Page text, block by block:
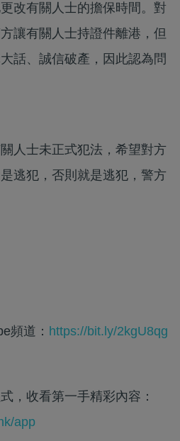
改有關人士的擔保時間。對
讓有關人士持證件離港，但
話、誠信破產，因此認為問
人士未正式犯法，希望對方
逃犯，否則就是逃犯，警方
頻道： https://bit.ly/2kgU8qg
，收看第一手精彩內容：
app